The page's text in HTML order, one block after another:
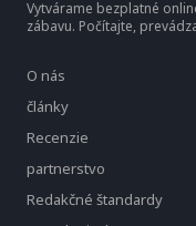
Vytvárame bezplatné
zábavu. Počítajte,
O nás
články
Recenzie
partnerstvo
Redakčné štandardy